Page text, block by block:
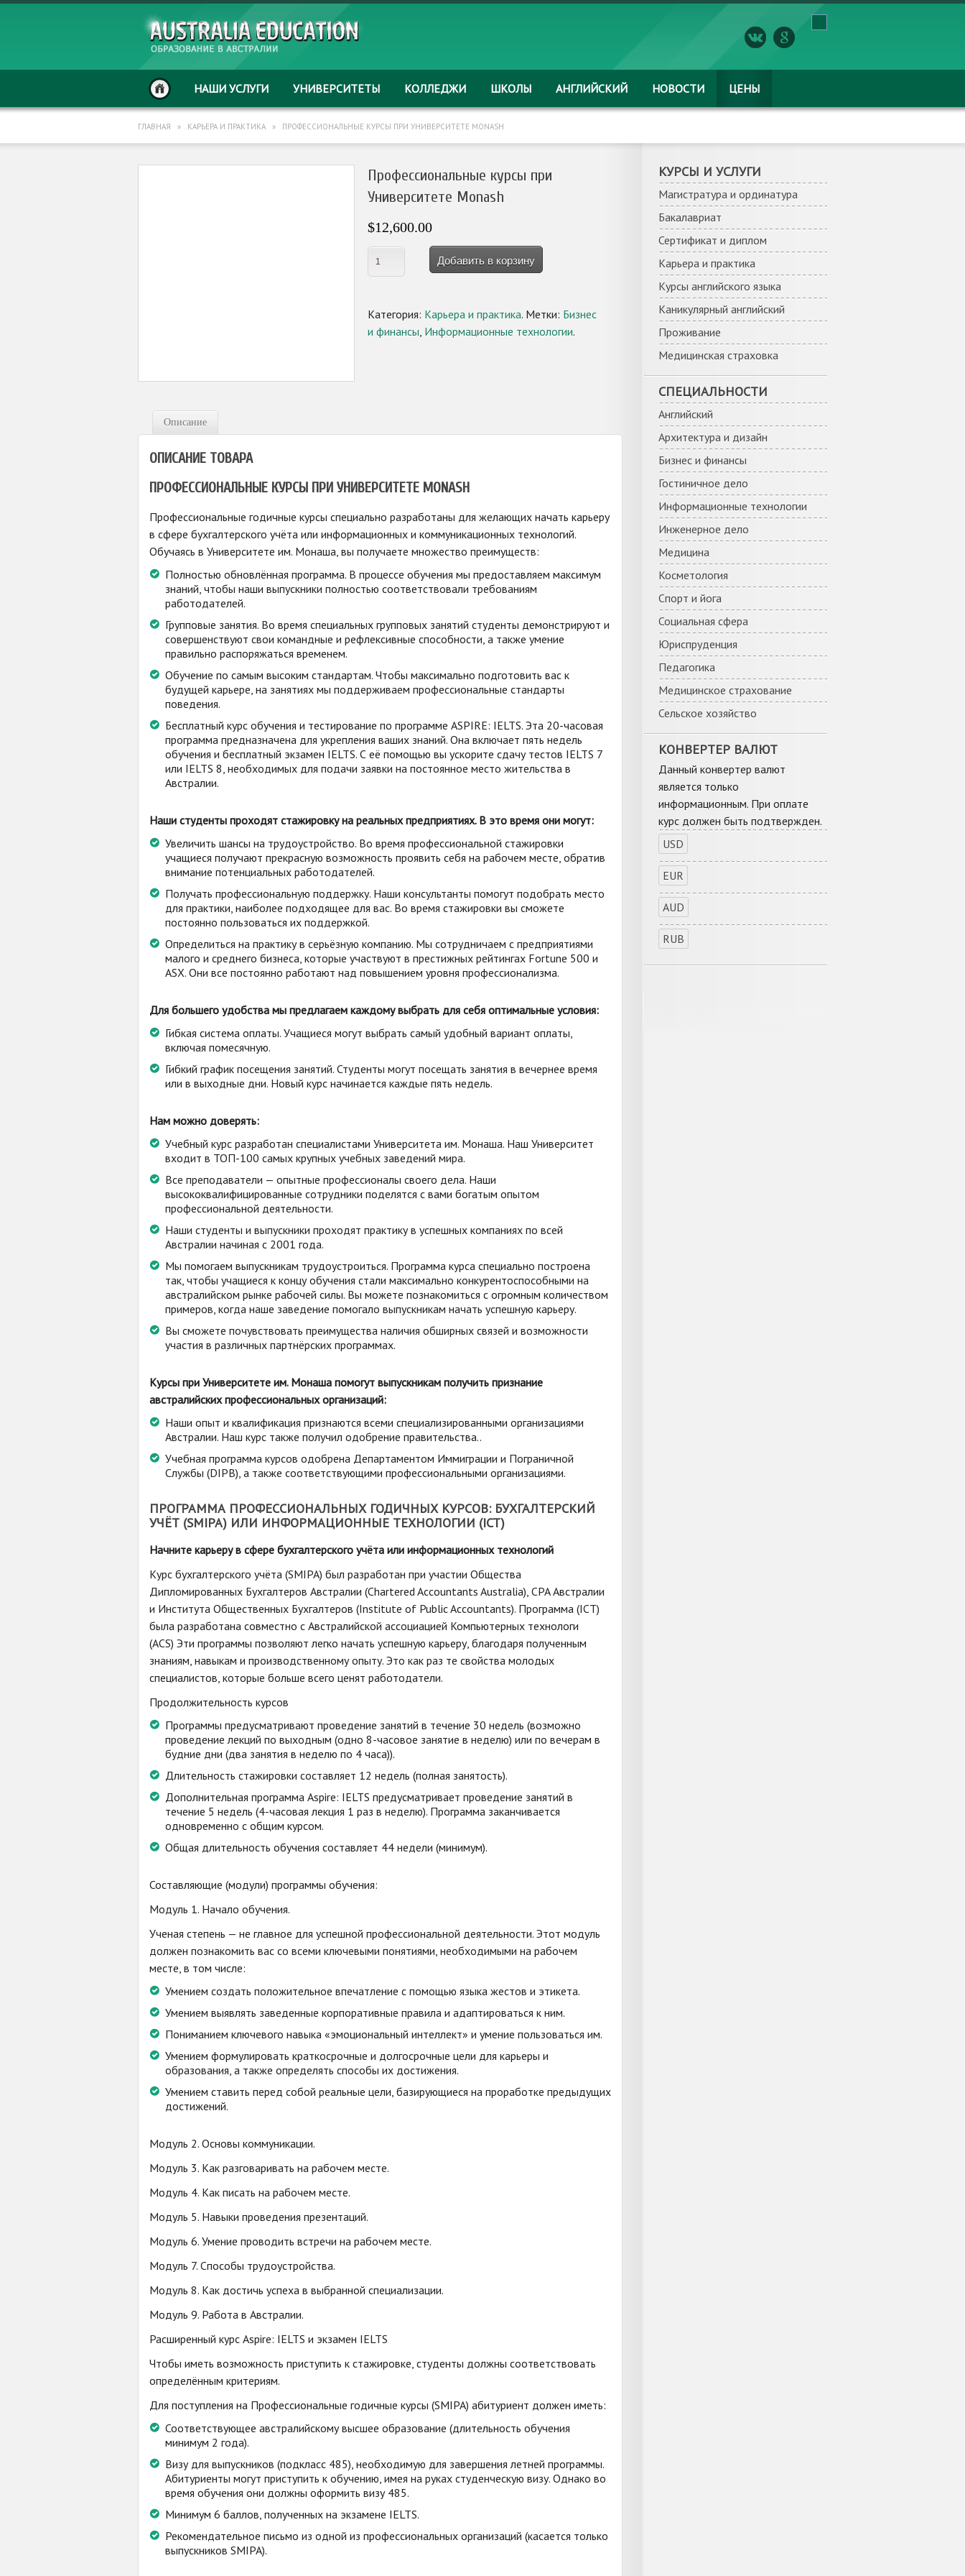
НАШИ УСЛУГИ УНИВЕРСИТЕТЫ КОЛЛЕДЖИ ШКОЛЫ АНГЛИЙСКИЙ НОВОСТИ ЦЕНЫ
ГЛАВНАЯ » КАРЬЕРА И ПРАКТИКА » ПРОФЕССИОНАЛЬНЫЕ КУРСЫ ПРИ УНИВЕРСИТЕТЕ MONASH
Профессиональные курсы при
Университете Monash
$12,600.00
Добавить в корзину
Категория: Карьера и практика. Метки: Бизнес
и финансы, Информационные технологии.
Описание
ОПИСАНИЕ ТОВАРА
ПРОФЕССИОНАЛЬНЫЕ КУРСЫ ПРИ УНИВЕРСИТЕТЕ MONASH
Профессиональные годичные курсы специально разработаны для желающих начать карьеру
в сфере бухгалтерского учёта или информационных и коммуникационных технологий.
Обучаясь в Университете им. Монаша, вы получаете множество преимуществ:
Полностью обновлённая программа. В процессе обучения мы предоставляем максимум
знаний, чтобы наши выпускники полностью соответствовали требованиям
работодателей.
Групповые занятия. Во время специальных групповых занятий студенты демонстрируют и
совершенствуют свои командные и рефлексивные способности, а также умение
правильно распоряжаться временем.
Обучение по самым высоким стандартам. Чтобы максимально подготовить вас к
будущей карьере, на занятиях мы поддерживаем профессиональные стандарты
поведения.
Бесплатный курс обучения и тестирование по программе ASPIRE: IELTS. Эта 20-часовая
программа предназначена для укрепления ваших знаний. Она включает пять недель
обучения и бесплатный экзамен IELTS. С её помощью вы ускорите сдачу тестов IELTS 7
или IELTS 8, необходимых для подачи заявки на постоянное место жительства в
Австралии.
Наши студенты проходят стажировку на реальных предприятиях. В это время они могут:
Увеличить шансы на трудоустройство. Во время профессиональной стажировки
учащиеся получают прекрасную возможность проявить себя на рабочем месте, обратив
внимание потенциальных работодателей.
Получать профессиональную поддержку. Наши консультанты помогут подобрать место
для практики, наиболее подходящее для вас. Во время стажировки вы сможете
постоянно пользоваться их поддержкой.
Определиться на практику в серьёзную компанию. Мы сотрудничаем с предприятиями
малого и среднего бизнеса, которые участвуют в престижных рейтингах Fortune 500 и
ASX. Они все постоянно работают над повышением уровня профессионализма.
Для большего удобства мы предлагаем каждому выбрать для себя оптимальные условия:
Гибкая система оплаты. Учащиеся могут выбрать самый удобный вариант оплаты,
включая помесячную.
Гибкий график посещения занятий. Студенты могут посещать занятия в вечернее время
или в выходные дни. Новый курс начинается каждые пять недель.
Нам можно доверять:
Учебный курс разработан специалистами Университета им. Монаша. Наш Университет
входит в ТОП-100 самых крупных учебных заведений мира.
Все преподаватели — опытные профессионалы своего дела. Наши
высококвалифицированные сотрудники поделятся с вами богатым опытом
профессиональной деятельности.
Наши студенты и выпускники проходят практику в успешных компаниях по всей
Австралии начиная с 2001 года.
Мы помогаем выпускникам трудоустроиться. Программа курса специально построена
так, чтобы учащиеся к концу обучения стали максимально конкурентоспособными на
австралийском рынке рабочей силы. Вы можете познакомиться с огромным количеством
примеров, когда наше заведение помогало выпускникам начать успешную карьеру.
Вы сможете почувствовать преимущества наличия обширных связей и возможности
участия в различных партнёрских программах.
Курсы при Университете им. Монаша помогут выпускникам получить признание
австралийских профессиональных организаций:
Наши опыт и квалификация признаются всеми специализированными организациями
Австралии. Наш курс также получил одобрение правительства..
Учебная программа курсов одобрена Департаментом Иммиграции и Пограничной
Службы (DIPB), а также соответствующими профессиональными организациями.
ПРОГРАММА ПРОФЕССИОНАЛЬНЫХ ГОДИЧНЫХ КУРСОВ: БУХГАЛТЕРСКИЙ
УЧЁТ (SMIPA) ИЛИ ИНФОРМАЦИОННЫЕ ТЕХНОЛОГИИ (ICT)
Начните карьеру в сфере бухгалтерского учёта или информационных технологий
Курс бухгалтерского учёта (SMIPA) был разработан при участии Общества
Дипломированных Бухгалтеров Австралии (Chartered Accountants Australia), CPA Австралии
и Института Общественных Бухгалтеров (Institute of Public Accountants). Программа (ICT)
была разработана совместно с Австралийской ассоциацией Компьютерных технологи
(ACS) Эти программы позволяют легко начать успешную карьеру, благодаря полученным
знаниям, навыкам и производственному опыту. Это как раз те свойства молодых
специалистов, которые больше всего ценят работодатели.
Продолжительность курсов
Программы предусматривают проведение занятий в течение 30 недель (возможно
проведение лекций по выходным (одно 8-часовое занятие в неделю) или по вечерам в
будние дни (два занятия в неделю по 4 часа)).
Длительность стажировки составляет 12 недель (полная занятость).
Дополнительная программа Aspire: IELTS предусматривает проведение занятий в
течение 5 недель (4-часовая лекция 1 раз в неделю). Программа заканчивается
одновременно с общим курсом.
Общая длительность обучения составляет 44 недели (минимум).
Составляющие (модули) программы обучения:
Модуль 1. Начало обучения.
Ученая степень — не главное для успешной профессиональной деятельности. Этот модуль
должен познакомить вас со всеми ключевыми понятиями, необходимыми на рабочем
месте, в том числе:
Умением создать положительное впечатление с помощью языка жестов и этикета.
Умением выявлять заведенные корпоративные правила и адаптироваться к ним.
Пониманием ключевого навыка «эмоциональный интеллект» и умение пользоваться им.
Умением формулировать краткосрочные и долгосрочные цели для карьеры и
образования, а также определять способы их достижения.
Умением ставить перед собой реальные цели, базирующиеся на проработке предыдущих
достижений.
Модуль 2. Основы коммуникации.
Модуль 3. Как разговаривать на рабочем месте.
Модуль 4. Как писать на рабочем месте.
Модуль 5. Навыки проведения презентаций.
Модуль 6. Умение проводить встречи на рабочем месте.
Модуль 7. Способы трудоустройства.
Модуль 8. Как достичь успеха в выбранной специализации.
Модуль 9. Работа в Австралии.
Расширенный курс Aspire: IELTS и экзамен IELTS
Чтобы иметь возможность приступить к стажировке, студенты должны соответствовать
определённым критериям.
Для поступления на Профессиональные годичные курсы (SMIPA) абитуриент должен иметь:
Соответствующее австралийскому высшее образование (длительность обучения
минимум 2 года).
Визу для выпускников (подкласс 485), необходимую для завершения летней программы.
Абитуриенты могут приступить к обучению, имея на руках студенческую визу. Однако во
время обучения они должны оформить визу 485.
Минимум 6 баллов, полученных на экзамене IELTS.
Рекомендательное письмо из одной из профессиональных организаций (касается только
выпускников SMIPA).
КУРСЫ И УСЛУГИ
Магистратура и ординатура
Бакалавриат
Сертификат и диплом
Карьера и практика
Курсы английского языка
Каникулярный английский
Проживание
Медицинская страховка
СПЕЦИАЛЬНОСТИ
Английский
Архитектура и дизайн
Бизнес и финансы
Гостиничное дело
Информационные технологии
Инженерное дело
Медицина
Косметология
Спорт и йога
Социальная сфера
Юриспруденция
Педагогика
Медицинское страхование
Сельское хозяйство
КОНВЕРТЕР ВАЛЮТ
Данный конвертер валют
является только
информационным. При оплате
курс должен быть подтвержден.
USD
EUR
AUD
RUB